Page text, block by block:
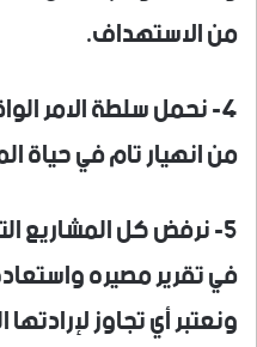
من الاستهداف.
4- نحمل سلطة الامر
من انهيار تام في حياة
5- نرفض كل المشاريع
في تقرير مصيره
ونعتبر أي تجاوز